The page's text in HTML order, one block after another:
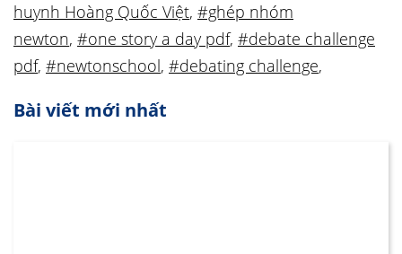
huynh Hoàng Quốc Việt, #ghép nhóm
newton, #one story a day pdf, #debate challenge
pdf, #newtonschool, #debating challenge,
Bài viết mới nhất